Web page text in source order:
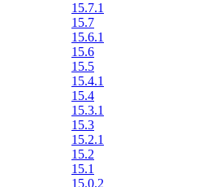
15.7.1
15.7
15.6.1
15.6
15.5
15.4.1
15.4
15.3.1
15.3
15.2.1
15.2
15.1
15.0.2